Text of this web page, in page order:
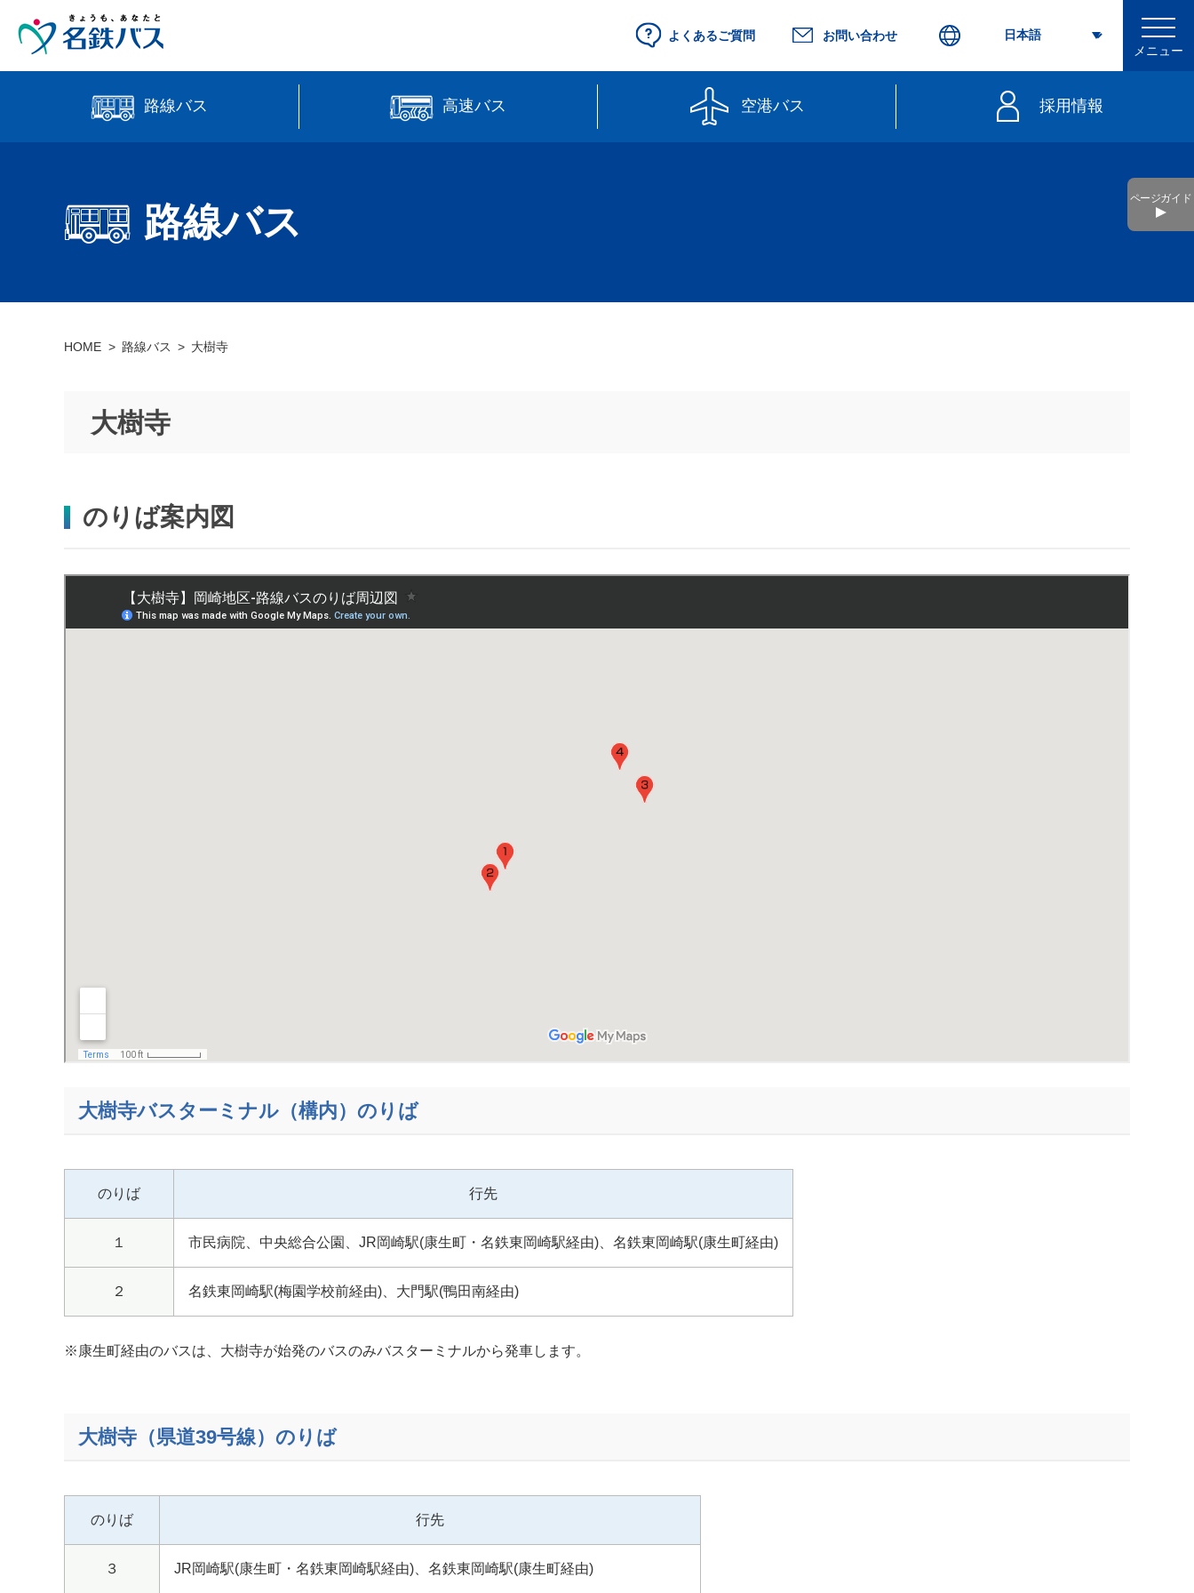
よくあるご質問
お問い合わせ
メニュー
路線バス
時刻・運賃検索
バス位置情報 のりば案内 web延着証明書
高速バス 空港バス 採用情報
路線バス
HOME 路線バス 大樹寺
大樹寺
のりば案内図
大樹寺バスターミナル（構内）のりば
のりば 行先
１ 市民病院、中央総合公園、JR岡崎駅(康生町・名鉄東岡崎駅経由)、名鉄東岡崎駅(康生町経由)
２ 名鉄東岡崎駅(梅園学校前経由)、大門駅(鴨田南経由)
※康生町経由のバスは、大樹寺が始発のバスのみバスターミナルから発車します。
大樹寺（県道39号線）のりば
のりば 行先
３ JR岡崎駅(康生町・名鉄東岡崎駅経由)、名鉄東岡崎駅(康生町経由)
ページガイド